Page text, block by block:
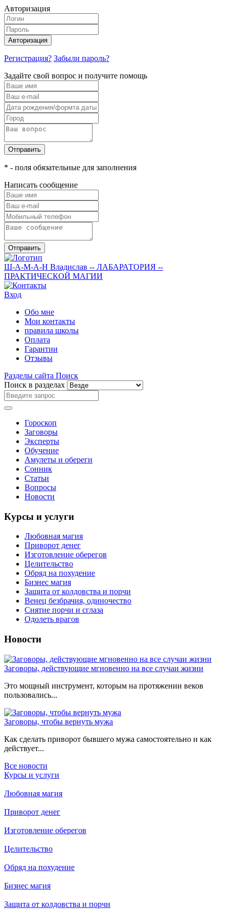
Авторизация
Авторизация
Регистрация? Забыли пароль?
Задайте свой вопрос и получите помощь
Отправить
* - поля обязательные для заполнения
Написать сообщение
Отправить
Ш-А-М-А-Н Владислав -- ЛАБАРАТОРИЯ --
ПРАКТИЧЕСКОЙ МАГИИ
Вход
Обо мне
Мои контакты
правила школы
Оплата
Гарантии
Отзывы
Разделы сайта Поиск
Поиск в разделах
Гороскоп
Заговоры
Эксперты
Обучение
Амулеты и обереги
Сонник
Статьи
Вопросы
Новости
Курсы и услуги
Любовная магия
Приворот денег
Изготовление оберегов
Целительство
Обряд на похудение
Бизнес магия
Защита от колдовства и порчи
Венец безбрачия, одиночество
Снятие порчи и сглаза
Одолеть врагов
Новости
Заговоры, действующие мгновенно на все случаи жизни
Это мощный инструмент, которым на протяжении веков
пользовались...
Заговоры, чтобы вернуть мужа
Как сделать приворот бывшего мужа самостоятельно и как
действует...
Все новости
Курсы и услуги
Любовная магия
Приворот денег
Изготовление оберегов
Целительство
Обряд на похудение
Бизнес магия
Защита от колдовства и порчи